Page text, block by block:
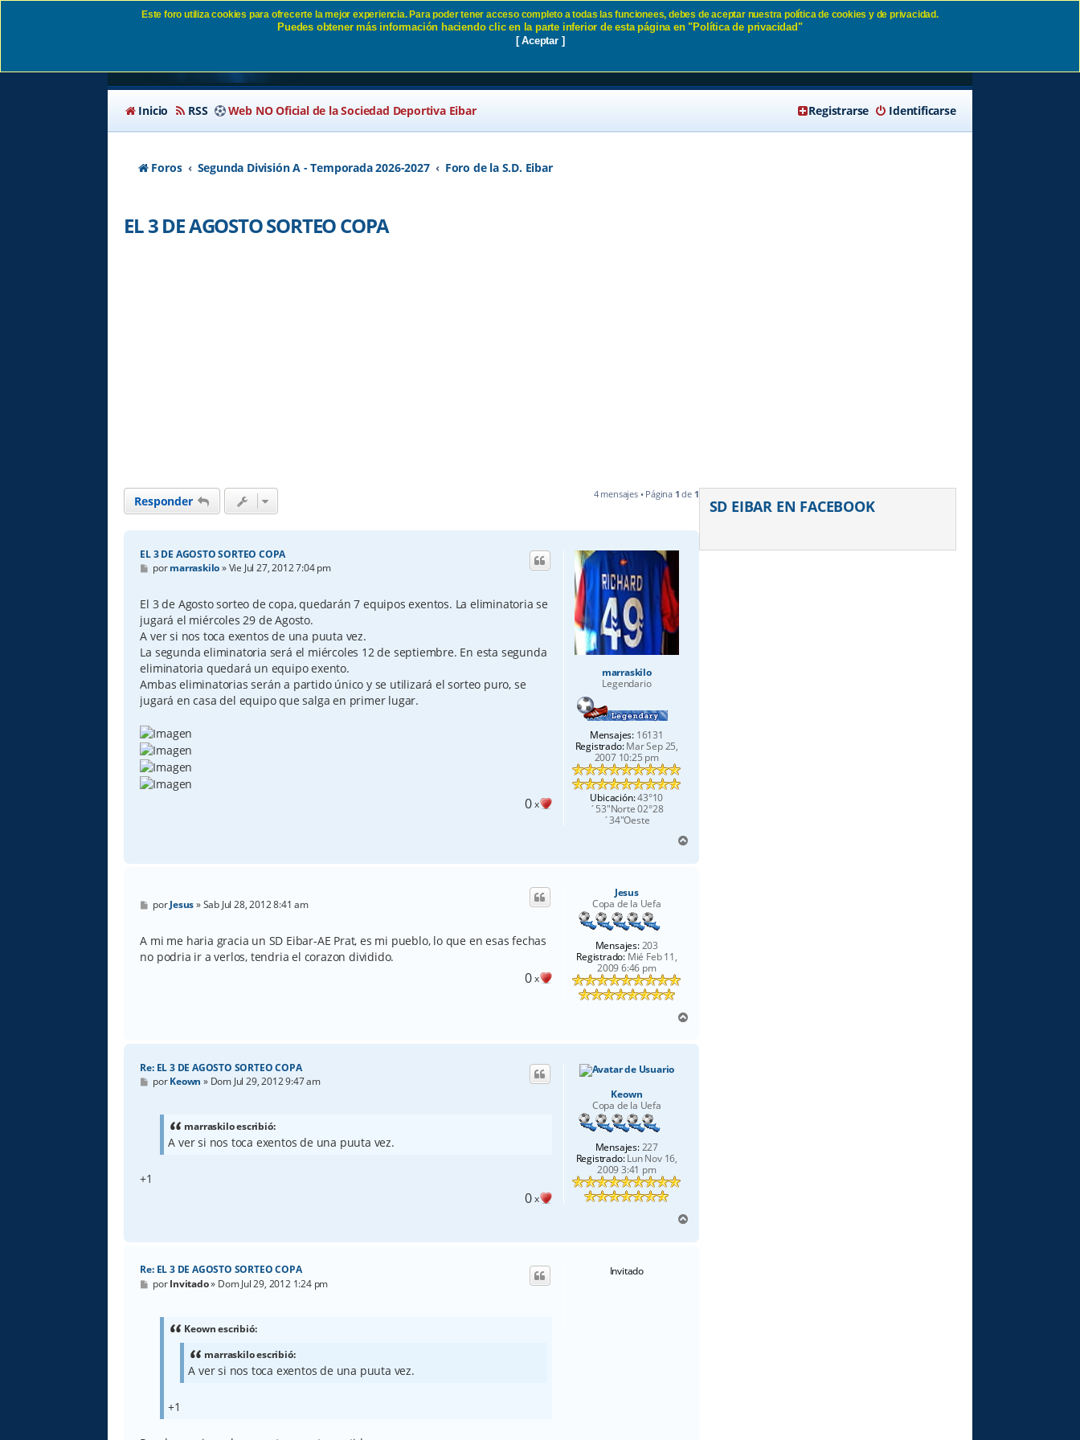
EL 3 DE AGOSTO SORTEO COPA SD Eibar
Inicio RSS Web NO Oficial de la Sociedad Deportiva Eibar Identificarse
Registrarse
Foros Segunda División A - Temporada 2026-2027 Foro de la S.D. Eibar
EL 3 DE AGOSTO SORTEO COPA
Responder 4 mensajes • Página 1 de 1
marraskilo
Legendario
Mensajes: 16131
Registrado:Mar Sep 25,
2007 10:25 pm
Ubicación:43°10
´53"Norte 02°28
´34"Oeste
EL 3 DE AGOSTO SORTEO COPA
M
e
s
a
j
e
pormarraskilo»Vie Jul 27, 2012 7:04 pm
El 3 de Agosto sorteo de copa, quedarán 7 equipos exentos. La eliminatoria se
jugará el miércoles 29 de Agosto.
A ver si nos toca exentos de una puuta vez.
La segunda eliminatoria será el miércoles 12 de septiembre. En esta segunda
eliminatoria quedará un equipo exento.
Ambas eliminatorias serán a partido único y se utilizará el sorteo puro, se
jugará en casa del equipo que salga en primer lugar.
0x
r
Jesus
Copa de la Uefa
Mensajes:203
Registrado:Mié Feb 11,
2009 6:46 pm
M
e
s
a
j
porJesus»Sab Jul 28, 2012 8:41 am
A mi me haria gracia un SD Eibar-AE Prat, es mi pueblo, lo que en esas fechas
no podria ir a verlos, tendria el corazon dividido.
0x
r
Keown
Copa de la Uefa
Mensajes:227
Registrado:Lun Nov 16,
2009 3:41 pm
Re: EL 3 DE AGOSTO SORTEO COPA
M
e
porKeown » Dom Jul 29, 2012 9:47 am
marraskilo escribió:
A ver si nos toca exentos de una puuta vez.
+1
0x
r
Invitado
Re: EL 3 DE AGOSTO SORTEO COPA
M
e
porInvitado» Dom Jul 29, 2012 1:24 pm
Keown escribió:
marraskilo escribió:
A ver si nos toca exentos de una puuta vez.
+1
SD EIBAR EN FACEBOOK
Este foro utiliza cookies para ofrecerte la mejor experiencia. Para poder tener acceso completo a todas las funcionees, debes de aceptar nuestra política de cookies y de privacidad.
Puedes obtener más información haciendo clic en la parte inferior de esta página en "Política de privacidad"
[ Aceptar ]